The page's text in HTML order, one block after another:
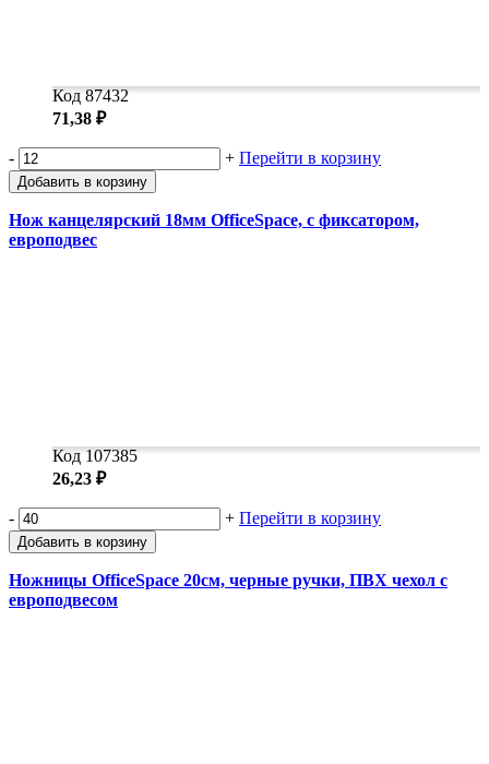
Код 87432
71,38 ₽
- + Перейти в корзину
Добавить в корзину
Нож канцелярский 18мм OfficeSpace, с фиксатором,
европодвес
Код 107385
26,23 ₽
- + Перейти в корзину
Добавить в корзину
Ножницы OfficeSpace 20см, черные ручки, ПВХ чехол с
европодвесом